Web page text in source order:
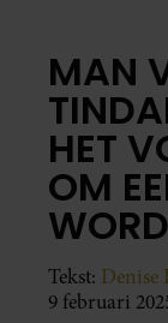
MAN
HET
OM
Tekst: Denise
9 februari